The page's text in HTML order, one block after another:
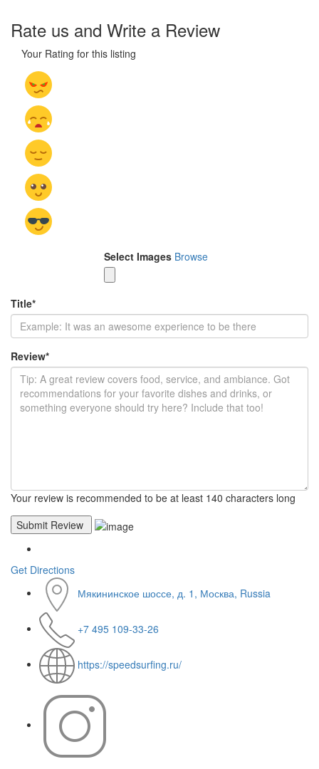
Rate us and Write a Review
Your Rating for this listing
Select Images Browse
Title*
Review*
Your review is recommended to be at least 140 characters long
Get Directions
Мякининское шоссе, д. 1, Москва, Russia
+7 495 109-33-26
https://speedsurfing.ru/